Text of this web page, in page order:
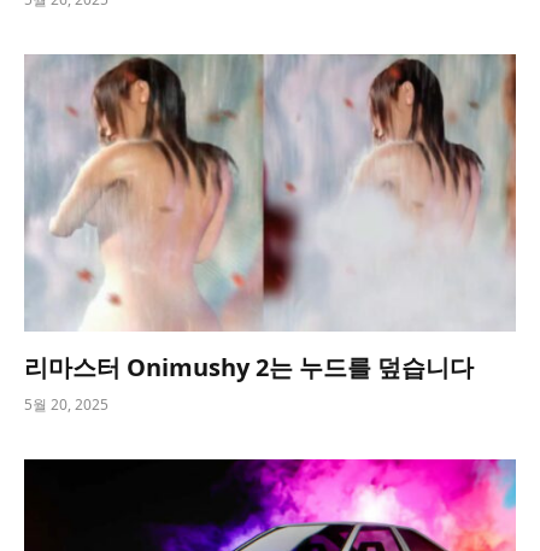
리마스터 Onimushy 2는 누드를 덮습니다
5월 20, 2025